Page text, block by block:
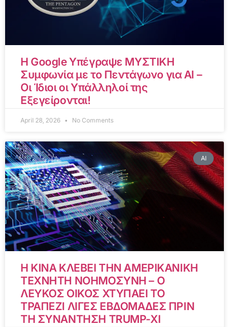
Η Google Υπέγραψε ΜΥΣΤΙΚΗ
Συμφωνία με το Πεντάγωνο για AI –
Οι Ίδιοι οι Υπάλληλοί της
Εξεγείρονται!
April 28, 2026 No Comments
AI
Η ΚΙΝΑ ΚΛΕΒΕΙ ΤΗΝ ΑΜΕΡΙΚΑΝΙΚΗ
ΤΕΧΝΗΤΗ ΝΟΗΜΟΣΥΝΗ – Ο
ΛΕΥΚΟΣ ΟΙΚΟΣ ΧΤΥΠΑΕΙ ΤΟ
ΤΡΑΠΕΖΙ ΛΙΓΕΣ ΕΒΔΟΜΑΔΕΣ ΠΡΙΝ
ΤΗ ΣΥΝΑΝΤΗΣΗ TRUMP-XI